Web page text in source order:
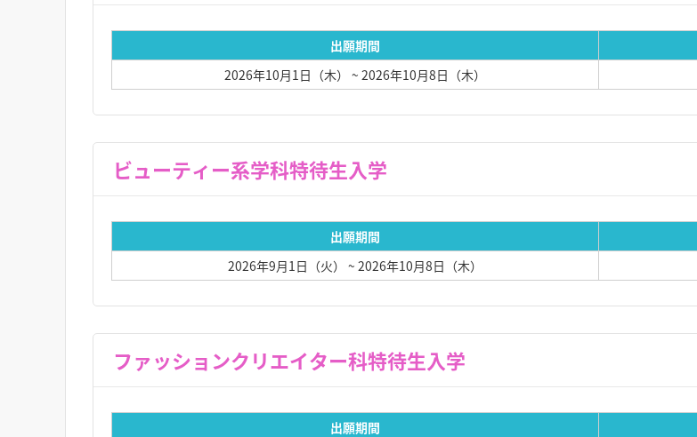
出願期間
2026年10月1日（木） ~ 2026年10月8日（木）
出願期間
2026年9月1日（火） ~ 2026年10月8日（木）
出願期間